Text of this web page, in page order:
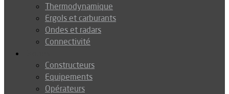
Thermodynamique
Ergols et carburants
Ondes et radars
Connectivité
Constructeurs
Equipements
Opérateurs